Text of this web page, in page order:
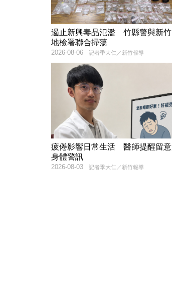
遏止新興毒品氾濫 竹縣警與新竹
地檢署聯合掃蕩
記者季大仁／新竹報導
2026-08-06
疲倦影響日常生活 醫師提醒留意
身體警訊
記者季大仁／新竹報導
2026-08-03